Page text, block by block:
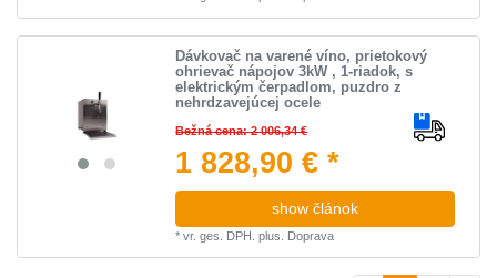
Dávkovač na varené víno, prietokový
ohrievač nápojov 3kW , 1-riadok, s
elektrickým čerpadlom, puzdro z
nehrdzavejúcej ocele
Bežná cena: 2 006,34 €
1 828,90 € *
show článok
*vr. ges. DPH. plus. Doprava